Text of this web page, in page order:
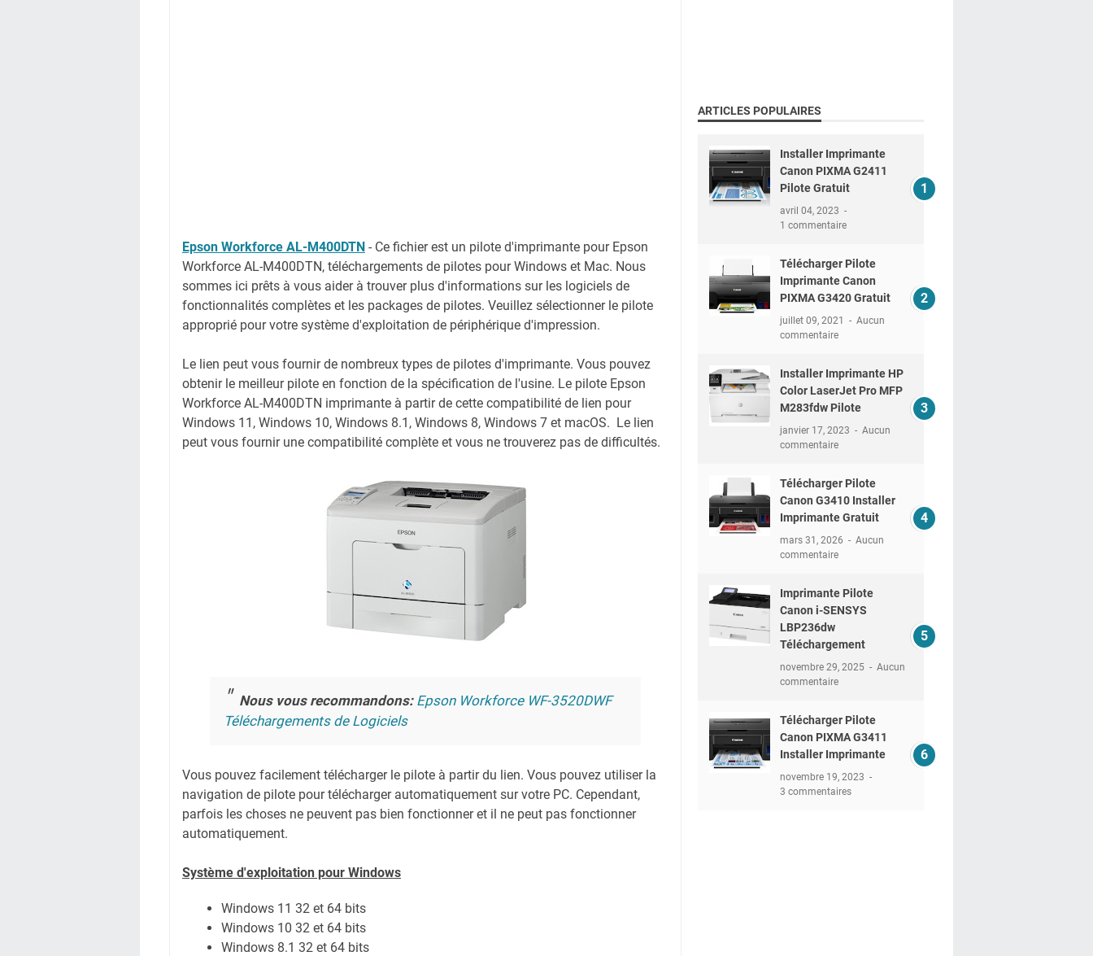
Epson Workforce AL-M400DTN - Ce fichier est un pilote d'imprimante pour Epson
Workforce AL-M400DTN, téléchargements de pilotes pour Windows et Mac. Nous
sommes ici prêts à vous aider à trouver plus d'informations sur les logiciels de
fonctionnalités complètes et les packages de pilotes. Veuillez sélectionner le pilote
approprié pour votre système d'exploitation de périphérique d'impression.
Le lien peut vous fournir de nombreux types de pilotes d'imprimante. Vous pouvez
obtenir le meilleur pilote en fonction de la spécification de l'usine. Le pilote Epson
Workforce AL-M400DTN imprimante à partir de cette compatibilité de lien pour
Windows 11, Windows 10, Windows 8.1, Windows 8, Windows 7 et macOS. Le lien
peut vous fournir une compatibilité complète et vous ne trouverez pas de difficultés.
Nous vous recommandons: Epson Workforce WF-3520DWF
Téléchargements de Logiciels
Vous pouvez facilement télécharger le pilote à partir du lien. Vous pouvez utiliser la
navigation de pilote pour télécharger automatiquement sur votre PC. Cependant,
parfois les choses ne peuvent pas bien fonctionner et il ne peut pas fonctionner
automatiquement.
Système d'exploitation pour Windows
Windows 11 32 et 64 bits
Windows 10 32 et 64 bits
Windows 8.1 32 et 64 bits
ARTICLES POPULAIRES
Installer Imprimante
Canon PIXMA G2411
Pilote Gratuit
avril 04, 2023
1 commentaire
Télécharger Pilote
Imprimante Canon
PIXMA G3420 Gratuit
juillet 09, 2021
Aucun
commentaire
Installer Imprimante HP
Color LaserJet Pro MFP
M283fdw Pilote
janvier 17, 2023
Aucun
commentaire
Télécharger Pilote
Canon G3410 Installer
Imprimante Gratuit
mars 31, 2026
Aucun
commentaire
Imprimante Pilote
Canon i-SENSYS
LBP236dw
Téléchargement
novembre 29, 2025
Aucun
commentaire
Télécharger Pilote
Canon PIXMA G3411
Installer Imprimante
novembre 19, 2023
3 commentaires